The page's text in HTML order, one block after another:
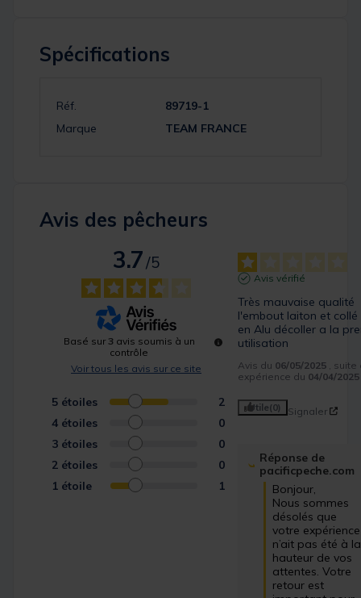
Spécifications
Réf.
89719-1
Marque
TEAM FRANCE
Avis des pêcheurs
3.7
/5
Basé sur 3 avis soumis à un
contrôle
Voir tous les avis sur ce site
5 étoiles
2
4 étoiles
0
3 étoiles
0
2 étoiles
0
1 étoile 1
Avis vérifié
Très mauvaise qualité
l'embout laiton et collé
en Alu décoller a la
utilisation
Avis du 06/05/2025
,
expérience du 04/04/2025
Utile(0) Signaler
Réponse de
pacificpeche.com
Bonjour,
Nous sommes
désolés que
votre expérience
n’ait pas été à la
hauteur de vos
attentes. Votre
retour est